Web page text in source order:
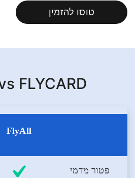
טוסו להזמין
FLYCARD
FlyAll
פטור מדמי